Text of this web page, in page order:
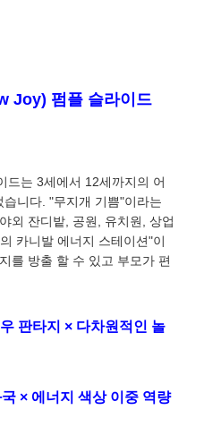
Joy) 펌플 슬라이드
드는 3세에서 12세까지의 어
니다. "무지개 기쁨"이라는
외 잔디밭, 공원, 유치원, 상업
카니발 에너지 스테이션"이
를 방출 할 수 있고 부모가 편
판타지 × 다차원적인 놀
× 에너지 색상 이중 역량